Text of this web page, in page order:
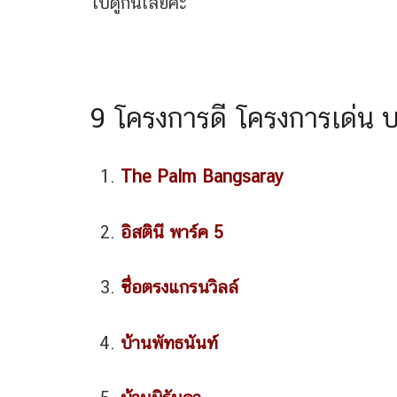
9 โครงการดี โครงการเด่น
The Palm Bangsaray
อิสตินี พาร์ค 5
ซื่อตรงแกรนวิลล์
บ้านพัทธนันท์